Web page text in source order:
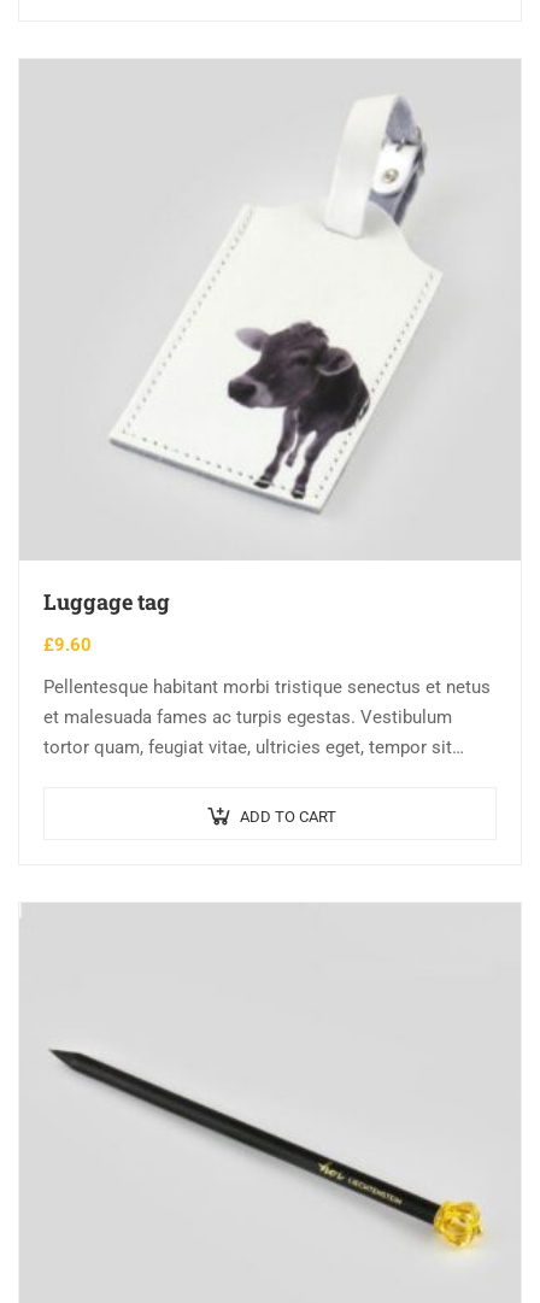
Luggage tag
£9.60
Pellentesque habitant morbi tristique senectus et netus
et malesuada fames ac turpis egestas. Vestibulum
tortor quam, feugiat vitae, ultricies eget, tempor sit
ADD TO CART